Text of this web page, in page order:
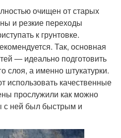
очищен от старых
и резкие переходы
к грунтовке.
Так, основная
— идеально подготовить
слоя, а именно штукатурки.
использовать качественные
прослужили как можно
с ней был быстрым и